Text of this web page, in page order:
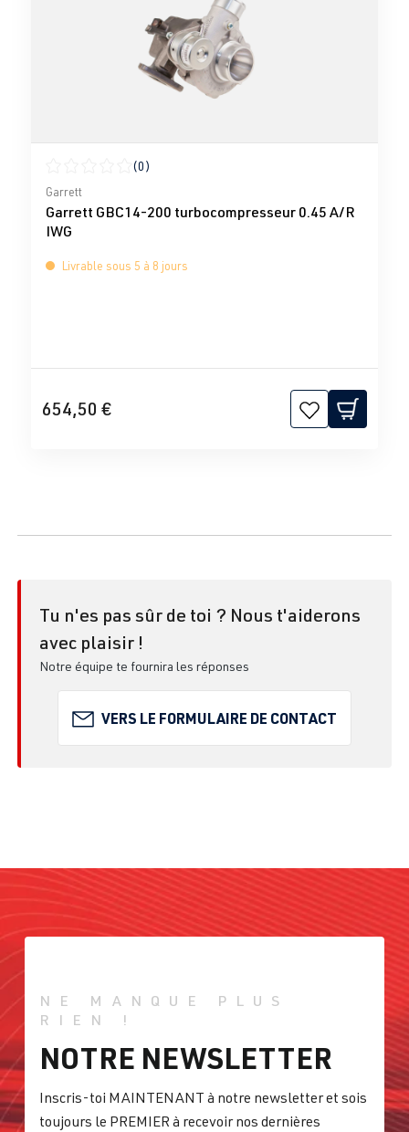
Note moyenne de 0 sur 5 étoiles
(0)
Garrett
Garrett GBC14-200 turbocompresseur 0.45 A/R
IWG
Livrable sous 5 à 8 jours
654,50 €
Tu n'es pas sûr de toi ? Nous t'aiderons
avec plaisir !
Notre équipe te fournira les réponses
VERS LE FORMULAIRE DE CONTACT
NE MANQUE PLUS
RIEN !
NOTRE NEWSLETTER
Inscris-toi MAINTENANT à notre newsletter et sois
toujours le PREMIER à recevoir nos dernières